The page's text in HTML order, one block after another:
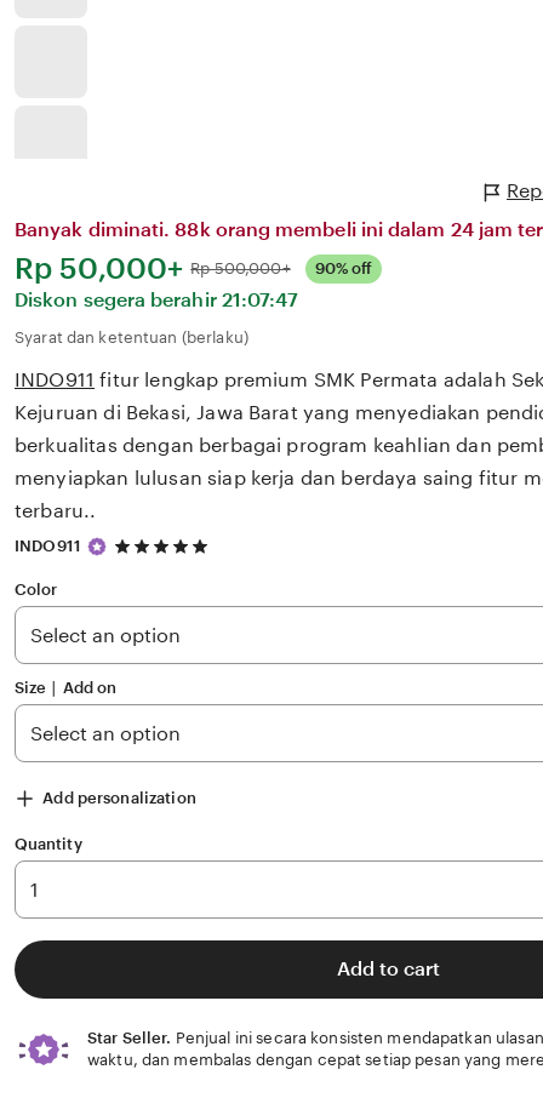
Banyak diminati. 88k orang membeli ini dalam 24 jam
Harga:
Rp 50,000+ Normal:
Rp 500,000+ 90% off
Diskon segera berahir 21:07:47
Syarat dan ketentuan (berlaku)
INDO911 fitur lengkap premium SMK Permata adalah
Kejuruan di Bekasi, Jawa Barat yang menyediakan
berkualitas dengan berbagai program keahlian dan
menyiapkan lulusan siap kerja dan berdaya saing fitur
terbaru..
INDO911
5
5
stars
Color
Size ∣ Add on
Add personalization
Quantity
Add to cart
Star Seller. Penjual ini secara konsisten mendapatkan
waktu, dan membalas dengan cepat setiap pesan yang